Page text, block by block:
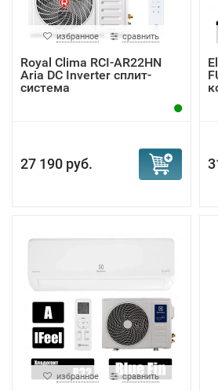
избранное сравнить
Royal Clima RCI-AR22HN
Aria DC Inverter сплит-
система
27 190 руб.
избранное сравнить